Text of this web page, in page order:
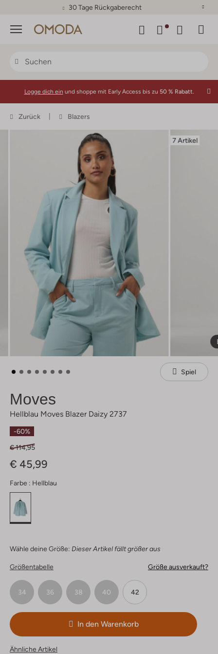
30 Tage Rückgaberecht
Menü
Logge dich ein und shoppe mit Early Access bis zu 50 % Rabatt.
Zurück Blazers
7 Artikel
Spiel
Moves
Hellblau Moves Blazer Daizy 2737
-60%
€ 114,95
€ 45,99
Farbe : Hellblau
Wähle deine Größe: Dieser Artikel fällt größer aus
Größentabelle Größe ausverkauft?
34 36 38 40 42
In den Warenkorb
Ähnliche Artikel